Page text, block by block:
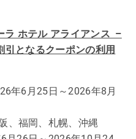
ラ ホテル アライアンス –
引となるクーポンの利用
年6月25日～2026年8月
、福岡、札幌、沖縄